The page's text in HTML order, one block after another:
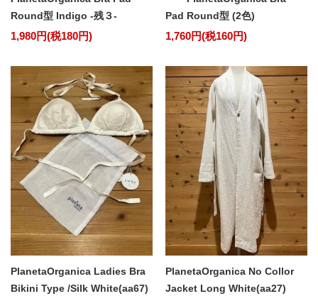
Round型 Indigo -残３-
1,980円(税180円)
Pad Round型 (2色)
1,760円(税160円)
PlanetaOrganica Ladies Bra
Bikini Type /Silk White(aa67)
PlanetaOrganica No Collor
Jacket Long White(aa27)